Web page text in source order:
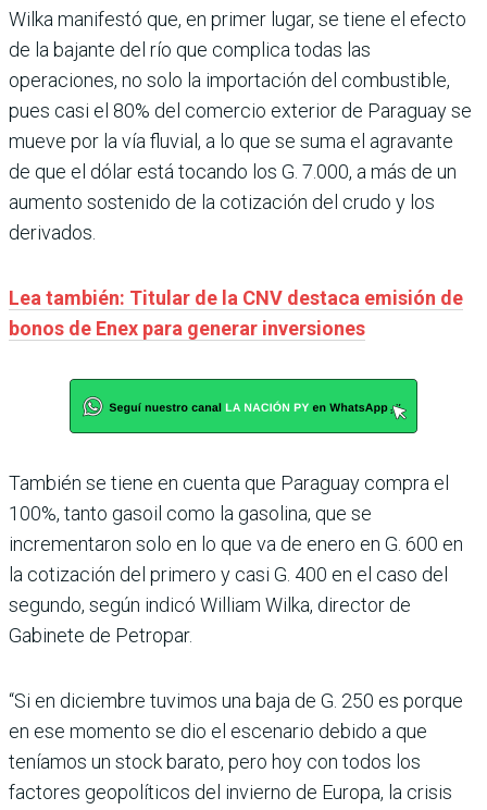
Wilka manifestó que, en primer lugar, se tiene el efecto
de la bajante del río que complica todas las
operaciones, no solo la importación del combustible,
pues casi el 80% del comercio exterior de Paraguay se
mueve por la vía fluvial, a lo que se suma el agravante
de que el dólar está tocando los G. 7.000, a más de un
aumento sostenido de la cotización del crudo y los
derivados.
Lea también: Titular de la CNV destaca emisión de
bonos de Enex para generar inversiones
También se tiene en cuenta que Paraguay compra el
100%, tanto gasoil como la gasolina, que se
incrementaron solo en lo que va de enero en G. 600 en
la cotización del primero y casi G. 400 en el caso del
segundo, según indicó William Wilka, director de
Gabinete de Petropar.
“Si en diciembre tuvimos una baja de G. 250 es porque
en ese momento se dio el escenario debido a que
teníamos un stock barato, pero hoy con todos los
factores geopolíticos del invierno de Europa, la crisis